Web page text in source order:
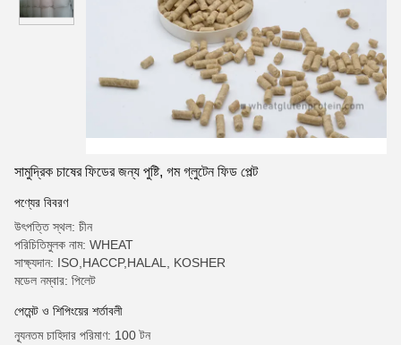
সামুদ্রিক চাষের ফিডের জন্য পুষ্টি, গম গ্লুটেন ফিড পেল্ট
পণ্যের বিবরণ
উৎপত্তি স্থল: চীন
পরিচিতিমুলক নাম: WHEAT
সাক্ষ্যদান: ISO,HACCP,HALAL, KOSHER
মডেল নম্বার: পিলেট
পেমেন্ট ও শিপিংয়ের শর্তাবলী
ন্যূনতম চাহিদার পরিমাণ: 100 টন